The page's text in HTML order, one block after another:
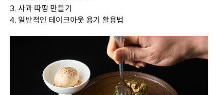
3. 사과 따땅 만들기
4. 일반적인 테이크아웃 용기 활용법